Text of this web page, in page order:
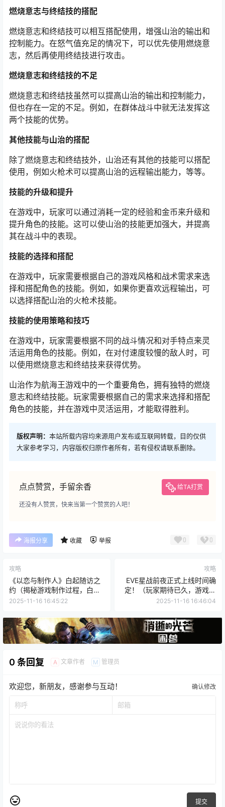
燃烧意志与终结技的搭配
燃烧意志和终结技可以相互搭配使用，增强山治的输出和
控制能力。在怒气值充足的情况下，可以优先使用燃烧意
志，然后再使用终结技进行攻击。
燃烧意志和终结技的不足
燃烧意志和终结技虽然可以提高山治的输出和控制能力，
但也存在一定的不足。例如，在群体战斗中就无法发挥这
两个技能的优势。
其他技能与山治的搭配
除了燃烧意志和终结技外，山治还有其他的技能可以搭配
使用，例如火枪术可以提高山治的远程输出能力，等等。
技能的升级和提升
在游戏中，玩家可以通过消耗一定的经验和金币来升级和
提升角色的技能。这可以使山治的技能更加强大，并提高
其在战斗中的表现。
技能的选择和搭配
在游戏中，玩家需要根据自己的游戏风格和战术需求来选
择和搭配角色的技能。例如，如果你更喜欢远程输出，可
以选择搭配山治的火枪术技能。
技能的使用策略和技巧
在游戏中，玩家需要根据不同的战斗情况和对手特点来灵
活运用角色的技能。例如，在对付速度较慢的敌人时，可
以使用燃烧意志和终结技来获得优势。
山治作为航海王游戏中的一个重要角色，拥有独特的燃烧
意志和终结技能。玩家需要根据自己的需求来选择和搭配
角色的技能，并在游戏中灵活运用，才能取得胜利。
版权声明： 本站所载内容均来源用户发布或互联网转载，目的仅供
大家参考学习，内容版权归原作者所有，若有侵权请联系删除。
点点赞赏，手留余香 给TA打赏
还没有人赞赏，快来当第一个赞赏的人吧！
海报分享 收藏 举报 0 0
攻略
《以恋与制作人》白起随访之
约（揭秘游戏制作过程，白起
带你游戏人生的征程）
2025-11-16 16:45:22
攻略
EVE星战前夜正式上线时间确
定！（玩家期待已久，游戏正
式进入全面公测阶段）
2025-11-16 16:46:04
0 条回复 A 文章作者 M 管理员
欢迎您，新朋友，感谢参与互动！ 确认修改
提交